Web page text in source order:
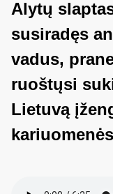
Alytų
susiradęs
vadus,
ruoštųsi
Lietuvą